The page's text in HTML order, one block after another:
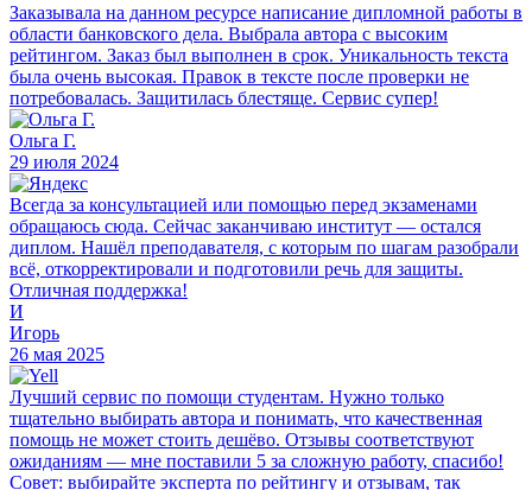
Заказывала на данном ресурсе написание дипломной работы в
области банковского дела. Выбрала автора с высоким
рейтингом. Заказ был выполнен в срок. Уникальность текста
была очень высокая. Правок в тексте после проверки не
потребовалась. Защитилась блестяще. Сервис супер!
Ольга Г.
29 июля 2024
Всегда за консультацией или помощью перед экзаменами
обращаюсь сюда. Сейчас заканчиваю институт — остался
диплом. Нашёл преподавателя, с которым по шагам разобрали
всё, откорректировали и подготовили речь для защиты.
Отличная поддержка!
И
Игорь
26 мая 2025
Лучший сервис по помощи студентам. Нужно только
тщательно выбирать автора и понимать, что качественная
помощь не может стоить дешёво. Отзывы соответствуют
ожиданиям — мне поставили 5 за сложную работу, спасибо!
Совет: выбирайте эксперта по рейтингу и отзывам, так